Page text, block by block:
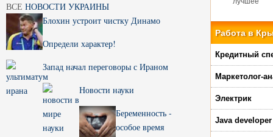
ВСЕ НОВОСТИ УКРАИНЫ
Блохин устроит чистку Динамо
Определи характер!
Запад начал переговоры с Ираном
Новости науки
Беременность -
особое время
Работа в
Кредитный
Маркетолог-
Электрик
Java developer